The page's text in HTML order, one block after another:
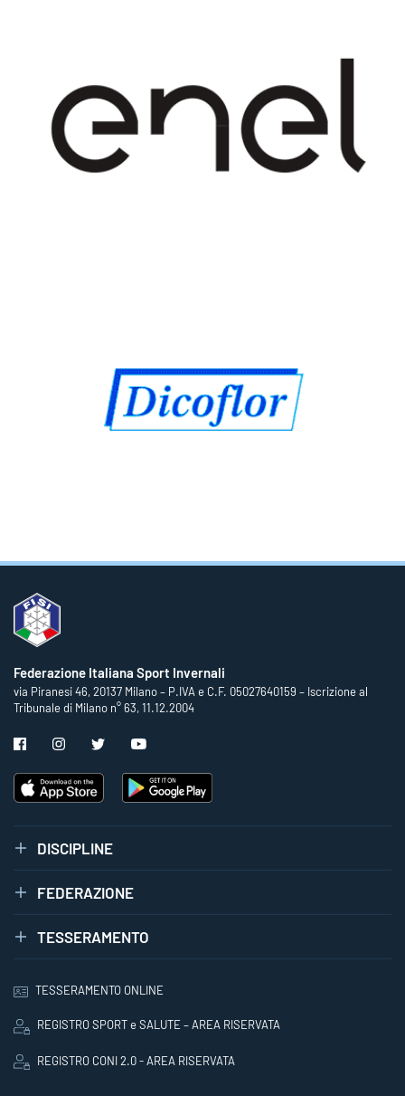
Federazione Italiana Sport Invernali
via Piranesi 46, 20137 Milano – P.IVA e C.F. 05027640159 – Iscrizione al
Tribunale di Milano n° 63, 11.12.2004
DISCIPLINE
FEDERAZIONE
TESSERAMENTO
TESSERAMENTO ONLINE
REGISTRO SPORT e SALUTE – AREA RISERVATA
REGISTRO CONI 2.0 - AREA RISERVATA